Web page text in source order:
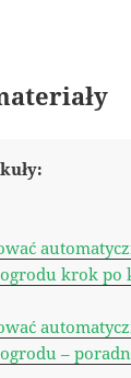
krok po
–